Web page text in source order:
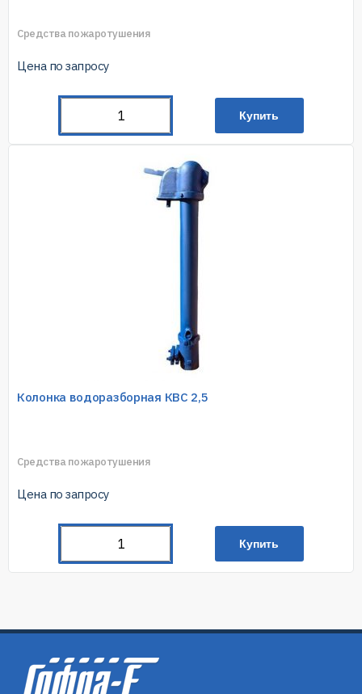
Средства пожаротушения
Цена по запросу
Купить
Колонка водоразборная КВС 2,5
Средства пожаротушения
Цена по запросу
Купить